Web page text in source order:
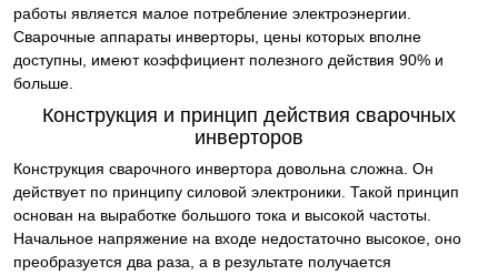
работы является малое потребление электроэнергии.
Сварочные аппараты инверторы, цены которых вполне
доступны, имеют коэффициент полезного действия 90% и
больше.
Конструкция и принцип действия сварочных
инверторов
Конструкция сварочного инвертора довольна сложна. Он
действует по принципу силовой электроники. Такой принцип
основан на выработке большого тока и высокой частоты.
Начальное напряжение на входе недостаточно высокое, оно
преобразуется два раза, а в результате получается